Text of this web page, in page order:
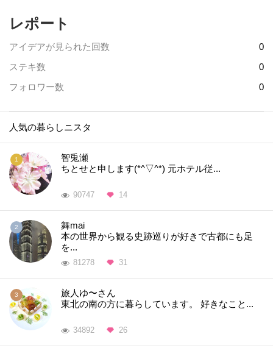
レポート
アイデアが見られた回数
0
ステキ数
0
フォロワー数
0
人気の暮らしニスタ
智兎瀬
ちとせと申します(*^▽^*) 元ホテル従...
90747 14
舞mai
本の世界から観る史跡巡りが好きで古都にも足
を...
81278 31
旅人ゆ〜さん
東北の南の方に暮らしています。 好きなこと...
34892 26